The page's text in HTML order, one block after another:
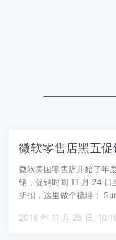
微软零售店黑五
微软美国零售店开始了年
销，促销时间 11 月 24
折扣，这里做个梳理：
2016 年 11